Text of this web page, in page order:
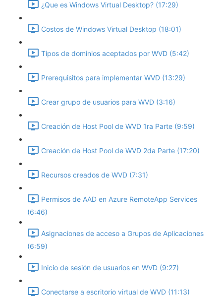
¿Que es Windows Virtual Desktop? (17:29)
Costos de Windows Virtual Desktop (18:01)
Tipos de dominios aceptados por WVD (5:42)
Prerequisitos para implementar WVD (13:29)
Crear grupo de usuarios para WVD (3:16)
Creación de Host Pool de WVD 1ra Parte (9:59)
Creación de Host Pool de WVD 2da Parte (17:20)
Recursos creados de WVD (7:31)
Permisos de AAD en Azure RemoteApp Services
(6:46)
Asignaciones de acceso a Grupos de Aplicaciones
(6:59)
Inicio de sesión de usuarios en WVD (9:27)
Conectarse a escritorio virtual de WVD (11:13)